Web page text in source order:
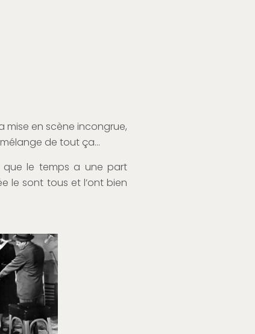
mise en scène incongrue,
de tout ça…
que le temps a une part
le sont tous et l’ont bien